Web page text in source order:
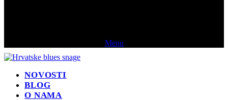
Menu
NOVOSTI
BLOG
O NAMA